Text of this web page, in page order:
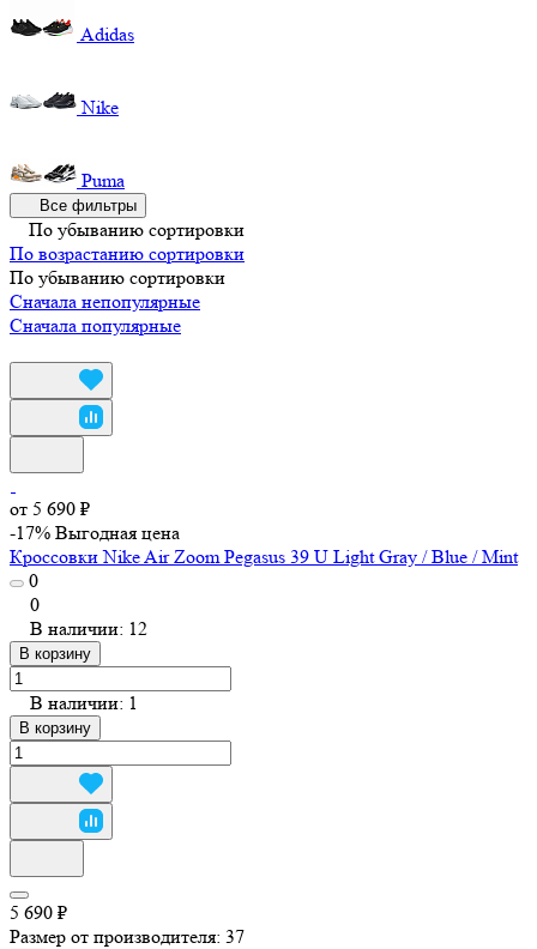
Adidas
Nike
Puma
Все фильтры
По убыванию сортировки
По возрастанию сортировки
По убыванию сортировки
Сначала непопулярные
Сначала популярные
от 5 690 ₽
-17% Выгодная цена
Кроссовки Nike Air Zoom Pegasus 39 U Light Gray / Blue / Mint
0
0
В наличии: 12
В корзину
В наличии: 1
В корзину
5 690 ₽
Размер от производителя: 37